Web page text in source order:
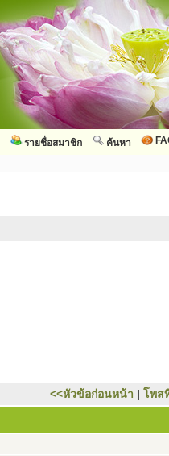
ค้นหา
รายชื่อสมาชิก
<<หัวข้อก่อนหน้า | โพส